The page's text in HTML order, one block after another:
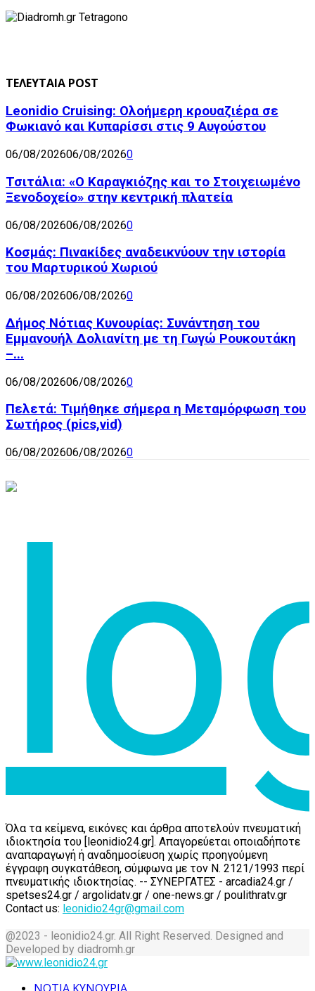
ΤΕΛΕΥΤΑΙΑ POST
Leonidio Cruising: Ολοήμερη κρουαζιέρα σε
Φωκιανό και Κυπαρίσσι στις 9 Αυγούστου
06/08/202606/08/20260
Τσιτάλια: «Ο Καραγκιόζης και το Στοιχειωμένο
Ξενοδοχείο» στην κεντρική πλατεία
06/08/202606/08/20260
Κοσμάς: Πινακίδες αναδεικνύουν την ιστορία
του Μαρτυρικού Χωριού
06/08/202606/08/20260
Δήμος Νότιας Κυνουρίας: Συνάντηση του
Εμμανουήλ Δολιανίτη με τη Γωγώ Ρουκουτάκη
–...
06/08/202606/08/20260
Πελετά: Τιμήθηκε σήμερα η Μεταμόρφωση του
Σωτήρος (pics,vid)
06/08/202606/08/20260
Όλα τα κείμενα, εικόνες και άρθρα αποτελούν πνευματική
ιδιοκτησία του [leonidio24.gr]. Απαγορεύεται οποιαδήποτε
αναπαραγωγή ή αναδημοσίευση χωρίς προηγούμενη
έγγραφη συγκατάθεση, σύμφωνα με τον Ν. 2121/1993 περί
πνευματικής ιδιοκτησίας. -- ΣΥΝΕΡΓΑΤΕΣ - arcadia24.gr /
spetses24.gr / argolidatv.gr / one-news.gr / poulithratv.gr
Contact us: leonidio24gr@gmail.com
@2023 - leonidio24.gr. All Right Reserved. Designed and
Developed by diadromh.gr